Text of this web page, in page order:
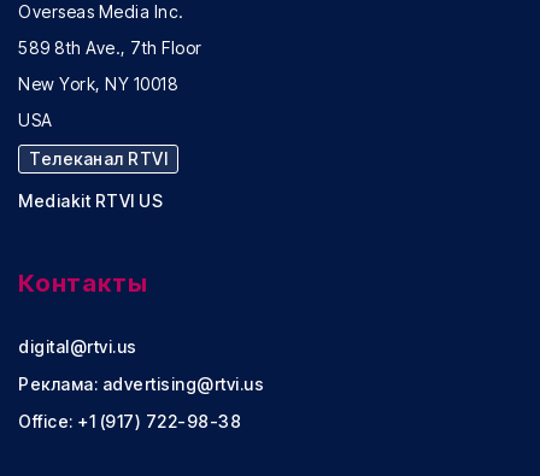
Overseas Media Inc.
589 8th Ave., 7th Floor
New York, NY 10018
USA
Телеканал RTVI
Mediakit RTVI US
Контакты
digital@rtvi.us
Реклама: advertising@rtvi.us
Office: +1 (917) 722-98-38